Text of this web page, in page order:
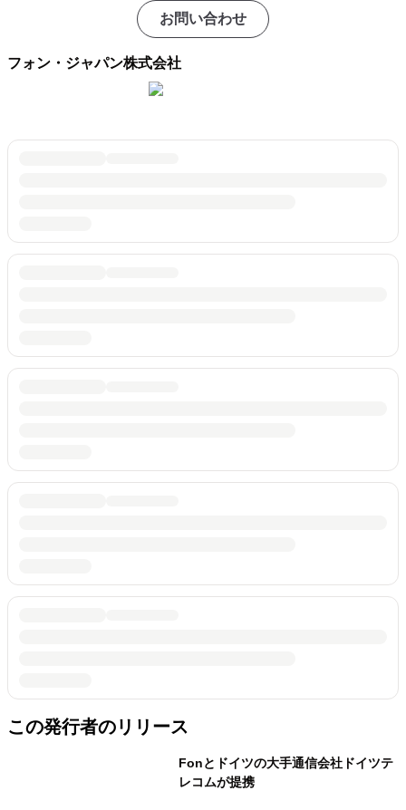
お問い合わせ
フォン・ジャパン株式会社
この発行者のリリース
Fonとドイツの大手通信会社ドイツテ
レコムが提携